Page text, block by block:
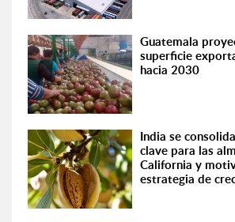
Guatemala
superficie
hacia 2030
India se
clave para las
California y
estrategia de